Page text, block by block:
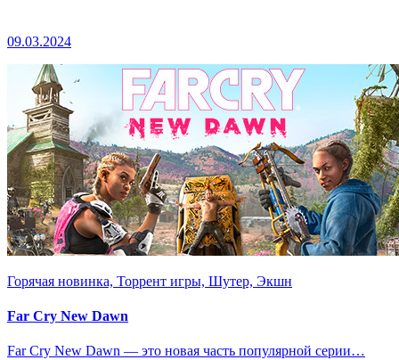
09.03.2024
Горячая новинка, Торрент игры, Шутер, Экшн
Far Cry New Dawn
Far Cry New Dawn — это новая часть популярной серии…